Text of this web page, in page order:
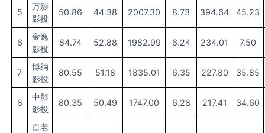
5
万影
影投
50.86 44.38 2007.30 8.73 394.64 45.23
6
金逸
影投
84.74 52.88 1982.99 6.24 234.01 7.50
7
博纳
影投
80.55 51.18 1835.01 6.35 227.80 35.85
8
中影
影投
80.35 50.49 1747.00 6.28 217.41 34.60
百老